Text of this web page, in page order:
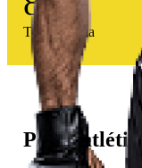
Tasa victoria
Perfil atlético